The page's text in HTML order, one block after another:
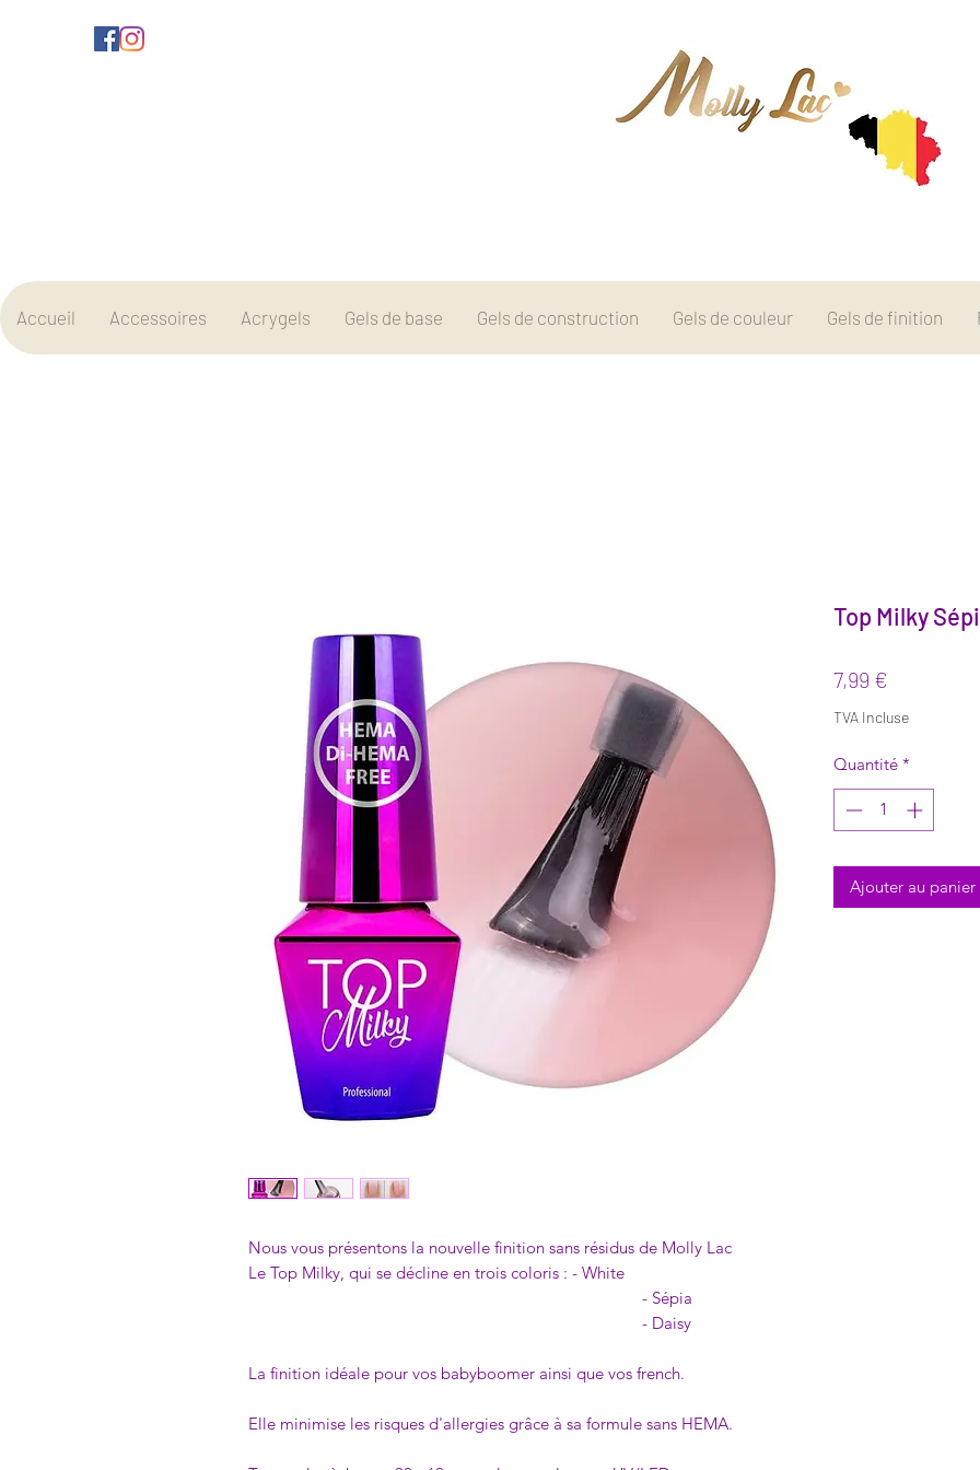
Accueil Accessoires Acrygels Gels de base Gels de construction Gels de couleur Gels de finition
Nous vous présentons la nouvelle finition sans résidus de Molly Lac
Le Top Milky, qui se décline en trois coloris : - White
- Sépia
- Daisy
La finition idéale pour vos babyboomer ainsi que vos french.
Elle minimise les risques d'allergies grâce à sa formule sans HEMA.
Top Milky
7,99 €
TVA Incluse
Quantité *
Ajouter au panier